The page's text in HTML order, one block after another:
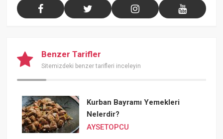
Benzer Tarifler
Sitemizdeki benzer tarifleri inceleyin
Kurban Bayramı Yemekleri
Nelerdir?
AYSETOPCU